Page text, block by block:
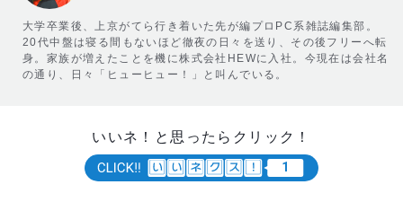
大学卒業後、上京がてら行き着いた先が編プロPC系雑誌編集部。
20代中盤は寝る間もないほど徹夜の日々を送り、その後フリーへ転
身。家族が増えたことを機に株式会社HEWに入社。今現在は会社名
の通り、日々「ヒューヒュー！」と叫んでいる。
いいネ！と思ったらクリック！
1